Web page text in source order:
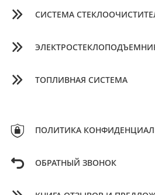
СИСТЕМА
ТОПЛИВНАЯ СИСТЕМА
ПОЛИТИКА
ОБРАТНЫЙ ЗВОНОК